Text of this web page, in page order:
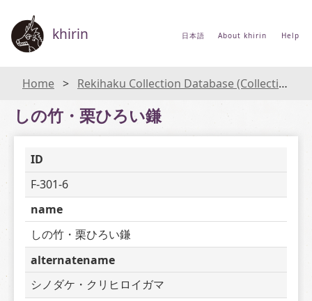
khirin 日本語 About khirin Help
Home Rekihaku Collection Database (Collections Database of the National Museum of Japanese History)
しの竹・栗ひろい鎌
ID
F-301-6
name
しの竹・栗ひろい鎌
alternatename
シノダケ・クリヒロイガマ